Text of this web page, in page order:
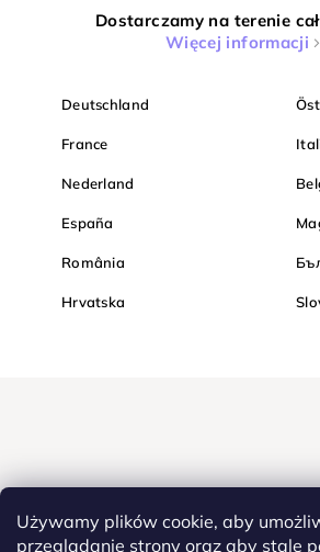
Używamy plików cookie, aby
przeglądanie strony oraz aby stale
Dostarczamy na terenie
Więcej informacji
Deutschland
France
Nederland
España
România
Hrvatska